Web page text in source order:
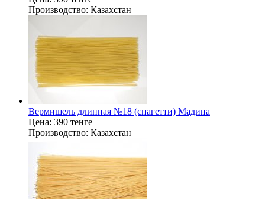
Производство: Казахстан
Вермишель длинная №18 (спагетти) Мадина
Цена: 390 тенге
Производство: Казахстан